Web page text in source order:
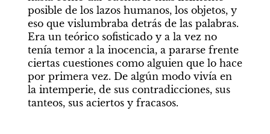
posible de los lazos humanos, los objetos, y
eso que vislumbraba detrás de las palabras.
Era un teórico sofisticado y a la vez no
tenía temor a la inocencia, a pararse frente
ciertas cuestiones como alguien que lo hace
por primera vez. De algún modo vivía en
la intemperie, de sus contradicciones, sus
tanteos, sus aciertos y fracasos.